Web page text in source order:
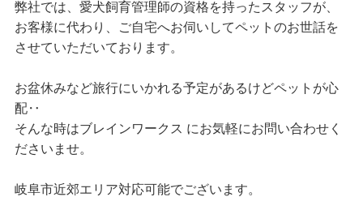
弊社では、愛犬飼育管理師の資格を持ったスタッフが、
お客様に代わり、ご自宅へお伺いしてペットのお世話を
させていただいております。
お盆休みなど旅行にいかれる予定があるけどペットが心
配‥
そんな時はブレインワークス にお気軽にお問い合わせく
ださいませ。
岐阜市近郊エリア対応可能でございます。